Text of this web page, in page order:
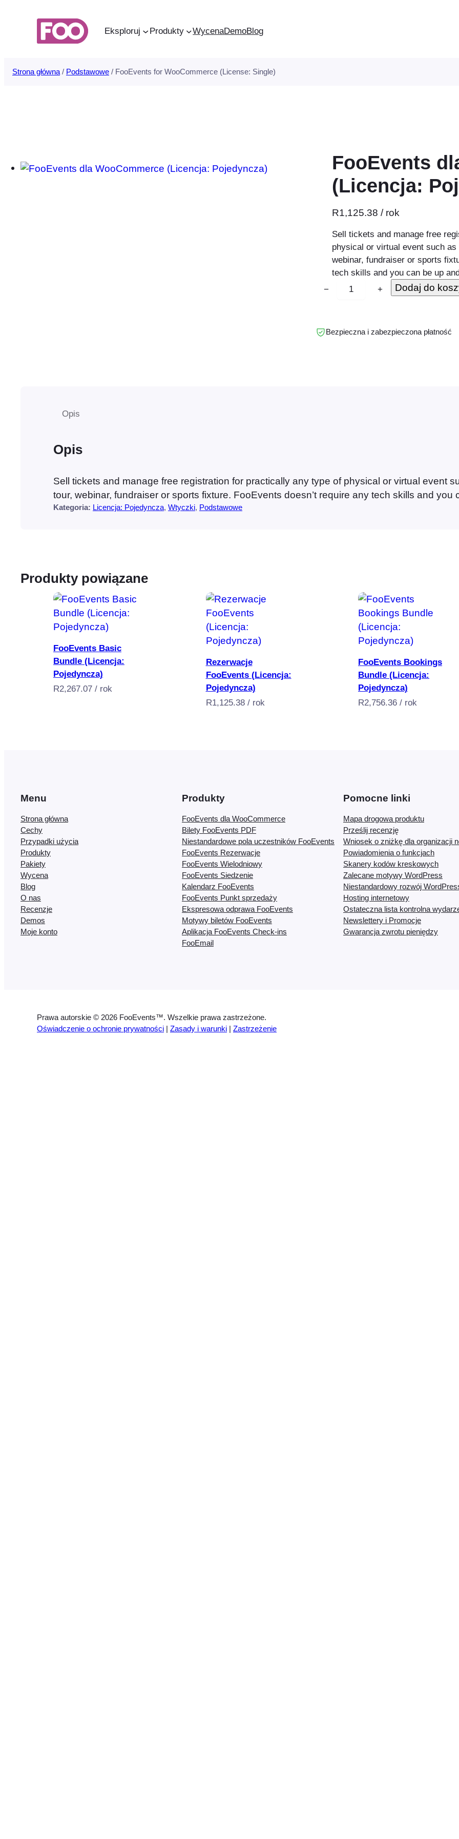
Eksploruj Produkty WycenaDemoBlog
Strona główna / Podstawowe / FooEvents for WooCommerce (License: Single)
FooEvents
(Licencja:
R1,125.38 / rok
Sell tickets and manage free
physical or virtual event such
webinar, fundraiser or sports
tech skills and you can be up
ś
f
o
g
− + Dodaj do
Bezpieczna i zabezpieczona płatność
Opis
Opis
Sell tickets and manage free registration for practically any type of physical or virtual event
tour, webinar, fundraiser or sports fixture. FooEvents doesn’t require any tech skills and
Kategoria: Licencja: Pojedyncza, Wtyczki, Podstawowe
Produkty powiązane
Dodaj do koszyka
FooEvents Basic
Bundle (Licencja:
Pojedyncza)
R2,267.07 / rok
Dodaj do koszyka
Rezerwacje
FooEvents (Licencja:
Pojedyncza)
R1,125.38 / rok
Dodaj do koszyka
FooEvents Bookings
Bundle (Licencja:
Pojedyncza)
R2,756.36 / rok
Menu
Strona główna
Cechy
Przypadki użycia
Produkty
Pakiety
Wycena
Blog
O nas
Recenzje
Demos
Moje konto
Produkty
FooEvents dla WooCommerce
Bilety FooEvents PDF
Niestandardowe pola uczestników FooEvents
FooEvents Rezerwacje
FooEvents Wielodniowy
FooEvents Siedzenie
Kalendarz FooEvents
FooEvents Punkt sprzedaży
Ekspresowa odprawa FooEvents
Motywy biletów FooEvents
Aplikacja FooEvents Check-ins
FooEmail
Pomocne linki
Mapa drogowa produktu
Prześlij recenzję
Wniosek o zniżkę dla organizacji
Powiadomienia o funkcjach
Skanery kodów kreskowych
Zalecane motywy WordPress
Niestandardowy rozwój
Hosting internetowy
Ostateczna lista kontrolna
Newslettery i Promocje
Gwarancja zwrotu pieniędzy
Prawa autorskie © 2026 FooEvents™. Wszelkie prawa zastrzeżone.
Oświadczenie o ochronie prywatności | Zasady i warunki | Zastrzeżenie